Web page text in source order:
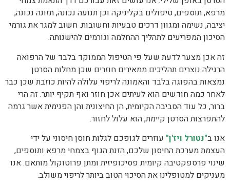
מרפא, תוספים, טיפולים בקליניקה וכן תנועה נכונה, תזונה נכונה,
יציבה, נשימה ומגוון דרכים טבעיות וחשובות. חשוב למגר את גורמי
הסיכון המפריעים לתהליך ההחלמה וגורמים להישנותה.
זה אכן מצער לדעת שעל פי הטיפול הממוקד בלבד של הרפואה
הרגילה נוצרים תהליכים ממאירים חוזרים שכן מחלות הסרטן
נמצאות בהפוגה בלבד והאמונה לריפוי עלולה להיות כוזבת שכן כבר
לאחר כמה חודשים הוא לעיתים אכן חוזר ואף תקיף יותר. זה הרי
ברור, כל עוד הסביבה הקיומית, הן החיצונית והן הפנימית אשר גרמה
להתפרצות הסרטן קיימת, הוא עלול לחזור.
אנו ב"נטורל ויז'ן" עוזרים לגופכם לגלות חוסן חיסוני על ידי
העצמת מערכת החיסון שלכם, הזנת הגוף בצמחי מרפא ותוספים,
שינוי פרספקטיבה קיומית פסיכופיזית ומתן פרוטוקול מותאם. אנו
מעניקים למטופלינו את הסיכוי הטוב ביותר לריפוי משולב.